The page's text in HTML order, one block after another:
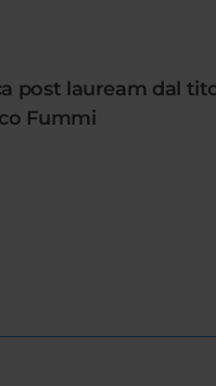
post lauream dal
Fummi